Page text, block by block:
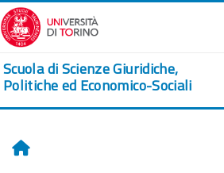
Vai al contenuto principale
Scuola di Scienze Giuridiche,
Politiche ed Economico-Sociali
Home